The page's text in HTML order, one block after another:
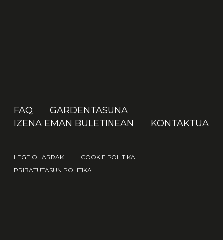
FAQ
GARDENTASUNA
IZENA EMAN BULETINEAN
KONTAKTUA
LEGE OHARRAK
COOKIE POLITIKA
PRIBATUTASUN POLITIKA